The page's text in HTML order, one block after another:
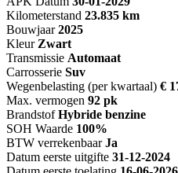
Kilometerstand 23.835 km
Bouwjaar 2025
Kleur Zwart
Transmissie Automaat
Carrosserie Suv
Wegenbelasting (per kwartaal) €
Max. vermogen 92 pk
Brandstof Hybride benzine
SOH Waarde 100%
BTW verrekenbaar Ja
Datum eerste uitgifte 31-12-2024